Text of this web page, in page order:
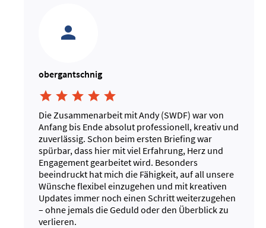
obergantschnig
    
Die Zusammenarbeit mit Andy (SWDF) war von
Anfang bis Ende absolut professionell, kreativ und
zuverlässig. Schon beim ersten Briefing war
spürbar, dass hier mit viel Erfahrung, Herz und
Engagement gearbeitet wird. Besonders
beeindruckt hat mich die Fähigkeit, auf all unsere
Wünsche flexibel einzugehen und mit kreativen
Updates immer noch einen Schritt weiterzugehen
– ohne jemals die Geduld oder den Überblick zu
verlieren.